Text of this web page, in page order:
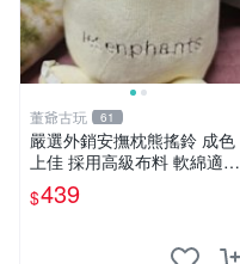
董爺古玩 61
嚴選外銷安撫枕熊搖鈴 成色
上佳 採用高級布料 軟綿適合
收藏 安心選購 安撫枕 熊玩具
搖鈴
$439